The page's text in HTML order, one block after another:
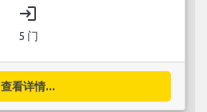
login
5 门
查看详情...